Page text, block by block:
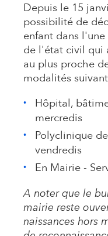
Depuis le 15
possibilité de
enfant dans
de l'état civil qui
au plus proche
modalités
Hôpital,
mercredis
Polyclinique
vendredis
En Mairie -
A noter que le
mairie reste
naissances hors